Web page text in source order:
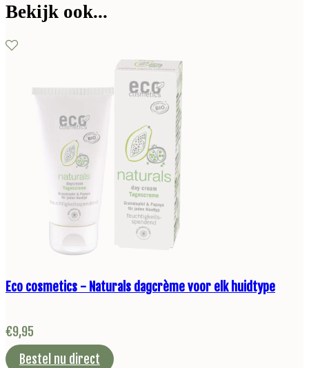
Bekijk ook...
Eco cosmetics - Naturals dagcrème voor elk huidtype
€9,95
Bestel nu direct